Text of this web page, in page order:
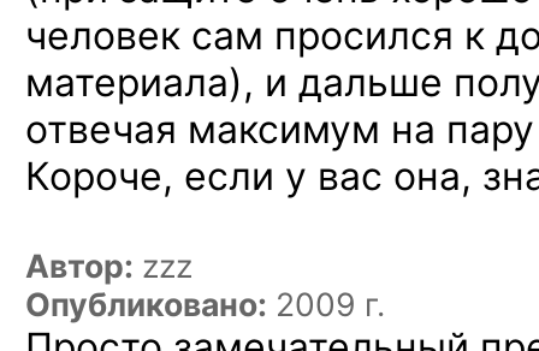
человек сам просился к
материала), и дальше
отвечая максимум на
Короче, если у вас она,
Автор: zzz
Опубликовано: 2009 г.